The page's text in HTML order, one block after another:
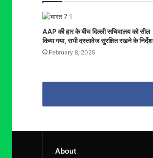
AAP की हार के बीच दिल्ली सचिवालय को सील
किया गया, सभी दस्तावेज सुरक्षित रखने के निर्देश
February 8, 2025
About